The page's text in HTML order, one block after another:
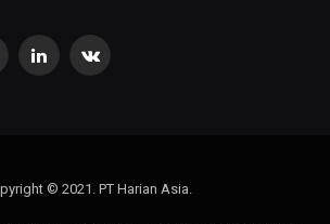
LinkedInVKontakte
© 2021. PT Harian Asia.